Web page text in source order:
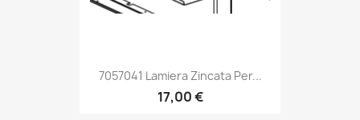
7057041 Lamiera Zincata Per...
17,00 €